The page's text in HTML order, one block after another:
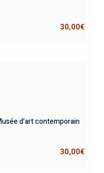
30,00€
d’art contemporain
30,00€